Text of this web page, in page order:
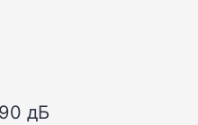
дБ